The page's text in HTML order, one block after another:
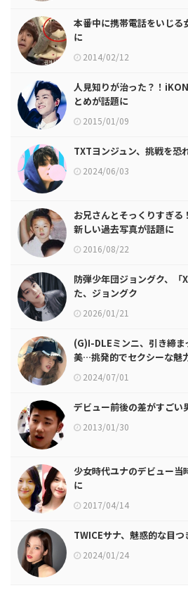
本番中に携帯電話をいじる
に
2014/02/12
人見知りが治った？！
とめが話題に
2015/01/09
TXTヨンジュン、挑戦を恐
2024/06/03
お兄さんとそっくりすぎ
新しい過去写真が話題に
2016/08/22
防弾少年団ジョングク、
た、ジョングク
2026/01/21
(G)I-DLEミンニ、引き締
美…挑発的でセクシーな魅
2024/07/01
デビュー前後の差がすごい
2013/01/30
少女時代ユナのデビュー当
に
2017/04/14
TWICEサナ、魅惑的な目
2024/01/24